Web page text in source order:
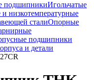
подшипникиИгольчатые
низкотемпературные
сталиОпорные
подшипники
и детали